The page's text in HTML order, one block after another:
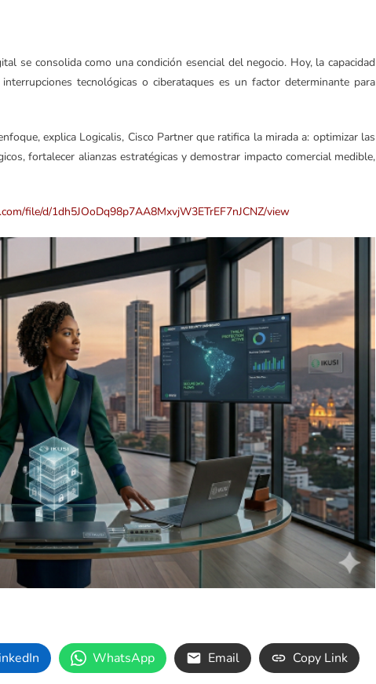
se consolida como una condición esencial del negocio. Hoy, la capacidad
tecnológicas o ciberataques es un factor determinante para
explica Logicalis, Cisco Partner que ratifica la mirada a: optimizar las
fortalecer alianzas estratégicas y demostrar impacto comercial medible,
file/d/1dh5JOoDq98p7AA8MxvjW3ETrEF7nJCNZ/view
WhatsApp Email Copy Link